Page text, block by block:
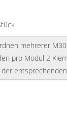
mehrerer
pro Modul 2